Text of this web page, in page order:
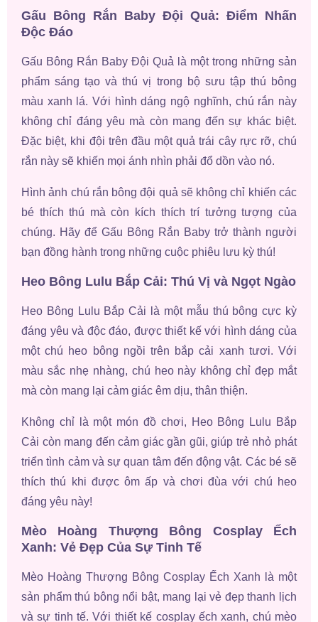
Gấu Bông Rắn Baby Đội Quả: Điểm Nhấn
Độc Đáo
Gấu Bông Rắn Baby Đội Quả là một trong những sản
phẩm sáng tạo và thú vị trong bộ sưu tập thú bông
màu xanh lá. Với hình dáng ngộ nghĩnh, chú rắn này
không chỉ đáng yêu mà còn mang đến sự khác biệt.
Đặc biệt, khi đội trên đầu một quả trái cây rực rỡ, chú
rắn này sẽ khiến mọi ánh nhìn phải đổ dồn vào nó.
Hình ảnh chú rắn bông đội quả sẽ không chỉ khiến các
bé thích thú mà còn kích thích trí tưởng tượng của
chúng. Hãy để Gấu Bông Rắn Baby trở thành người
bạn đồng hành trong những cuộc phiêu lưu kỳ thú!
Heo Bông Lulu Bắp Cải: Thú Vị và Ngọt Ngào
Heo Bông Lulu Bắp Cải là một mẫu thú bông cực kỳ
đáng yêu và độc đáo, được thiết kế với hình dáng của
một chú heo bông ngồi trên bắp cải xanh tươi. Với
màu sắc nhẹ nhàng, chú heo này không chỉ đẹp mắt
mà còn mang lại cảm giác êm dịu, thân thiện.
Không chỉ là một món đồ chơi, Heo Bông Lulu Bắp
Cải còn mang đến cảm giác gần gũi, giúp trẻ nhỏ phát
triển tình cảm và sự quan tâm đến động vật. Các bé sẽ
thích thú khi được ôm ấp và chơi đùa với chú heo
đáng yêu này!
Mèo Hoàng Thượng Bông Cosplay Ếch
Xanh: Vẻ Đẹp Của Sự Tinh Tế
Mèo Hoàng Thượng Bông Cosplay Ếch Xanh là một
sản phẩm thú bông nổi bật, mang lại vẻ đẹp thanh lịch
và sự tinh tế. Với thiết kế cosplay ếch xanh, chú mèo